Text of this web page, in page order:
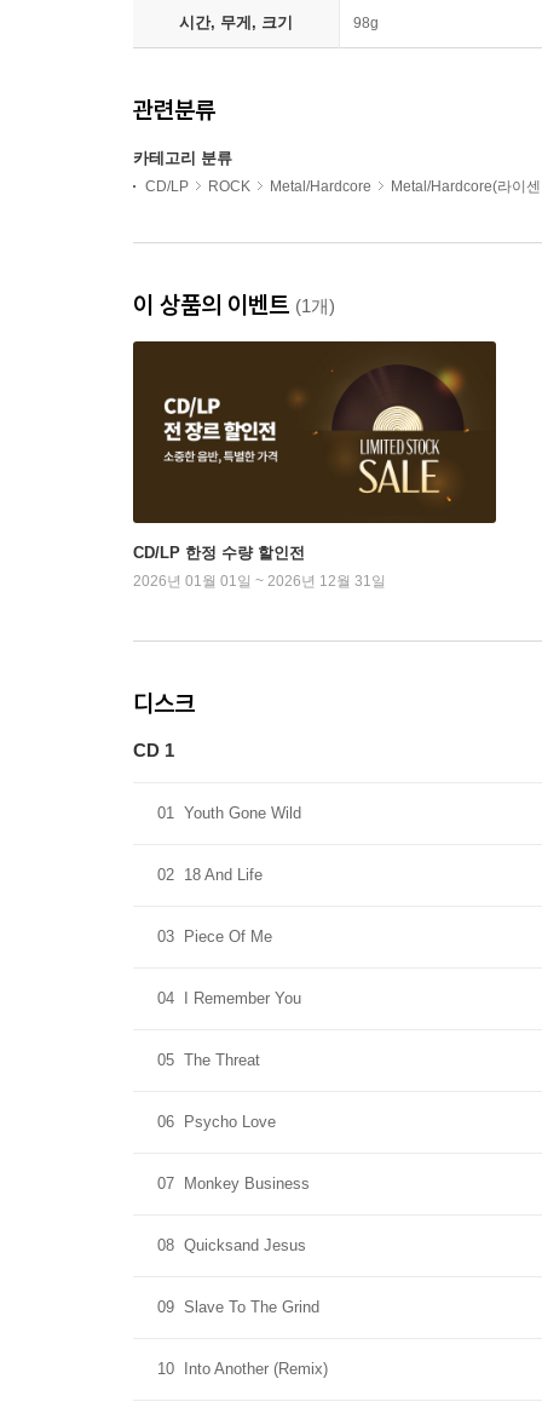
시간, 무게, 크기 98g
관련분류
카테고리 분류
CD/LP ROCK Metal/Hardcore Metal/Hardcore(라이
이 상품의 이벤트 (1개)
CD/LP 한정 수량 할인전
2026년 01월 01일 ~ 2026년 12월 31일
디스크
CD 1
01 Youth Gone Wild
02 18 And Life
03 Piece Of Me
04 I Remember You
05 The Threat
06 Psycho Love
07 Monkey Business
08 Quicksand Jesus
09 Slave To The Grind
10 Into Another (Remix)